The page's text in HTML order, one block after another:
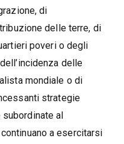
di
delle terre, di
poveri o degli
delle
mondiale o di
strategie
al
a esercitarsi